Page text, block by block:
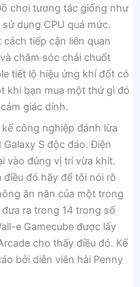
chơi tương tác giống như
dụng CPU quá mức.
tiếp cận liên quan
chăm sóc chải chuốt
tiết lộ hiệu ứng khí đốt có
khi bạn mua một thứ gì đó
giác dính.
công nghiệp đánh lừa
S độc đáo. Điện
vào đúng vị trí vừa khít.
đó hãy để tôi nói rõ
ăn năn của một trong
ra trong 14 trong số
e Gamecube được lấy
cho thấy điều đó. Kể
bởi diễn viên hài Penny